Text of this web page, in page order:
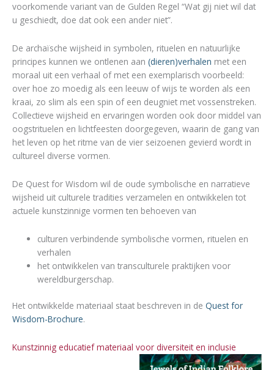
voorkomende variant van de Gulden Regel “Wat gij niet wil dat
u geschiedt, doe dat ook een ander niet”.
De archaïsche wijsheid in symbolen, rituelen en natuurlijke
principes kunnen we ontlenen aan (dieren)verhalen met een
moraal uit een verhaal of met een exemplarisch voorbeeld:
over hoe zo moedig als een leeuw of wijs te worden als een
kraai, zo slim als een spin of een deugniet met vossenstreken.
Collectieve wijsheid en ervaringen worden ook door middel van
oogstrituelen en lichtfeesten doorgegeven, waarin de gang van
het leven op het ritme van de vier seizoenen gevierd wordt in
cultureel diverse vormen.
De Quest for Wisdom wil de oude symbolische en narratieve
wijsheid uit culturele tradities verzamelen en ontwikkelen tot
actuele kunstzinnige vormen ten behoeven van
culturen verbindende symbolische vormen, rituelen en
verhalen
het ontwikkelen van transculturele praktijken voor
wereldburgerschap.
Het ontwikkelde materiaal staat beschreven in de Quest for
Wisdom-Brochure.
Kunstzinnig educatief materiaal voor diversiteit en inclusie